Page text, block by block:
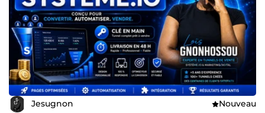
Jesugnon Nouveau